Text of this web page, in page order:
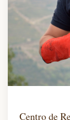
Centro de